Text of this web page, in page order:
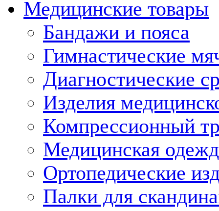
Медицинские товары
Бандажи и пояса
Гимнастические
Диагностические
Изделия
Компрессионный
Медицинская
Ортопедические
Палки для